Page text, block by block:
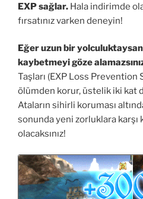
EXP sağlar. Hala indirimde
fırsatınız varken deneyin!
Eğer uzun bir
kaybetmeyi göze
Taşları (EXP Loss Prevention
ölümden korur, üstelik iki kat
Ataların sihirli koruması
sonunda yeni zorluklara karşı
olacaksınız!